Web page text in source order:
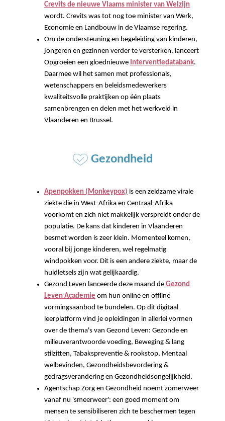
Crevits de nieuwe Vlaams minister van Welzijn
wordt. Crevits was tot nog toe minister van Werk,
Economie en Landbouw in de Vlaamse regering.
Om de ondersteuning en begeleiding van kinderen,
jongeren en gezinnen verder te versterken, lanceert
Opgroeien een gloednieuwe Interventiedatabank.
Daarmee wil het samen met professionals,
wetenschappers en beleidsmedewerkers
kwaliteitsvolle praktijken op één plaats
samenbrengen en delen met het werkveld in
Vlaanderen en Brussel.
Gezondheid
Apenpokken (Monkeypox) is een zeldzame virale
ziekte die in West-Afrika en Centraal-Afrika
voorkomt en zich niet makkelijk verspreidt onder de
populatie. De kans dat kinderen in Vlaanderen
besmet worden is zeer klein. Momenteel komen,
vooral bij jonge kinderen, wel regelmatig
windpokken voor. Dit is een andere ziekte, maar de
huidletsels zijn wat gelijkaardig.
Gezond Leven lanceerde deze maand de Gezond
Leven Academie om hun online en offline
vormingsaanbod te bundelen. Op dit digitaal
leerplatform vind je opleidingen in allerlei vormen
over de thema's van Gezond Leven: Gezonde en
milieuverantwoorde voeding, Beweging & lang
stilzitten, Tabakspreventie & rookstop, Mentaal
welbevinden, Gezondheidsbevordering &
gedragsverandering en Gezondheidsongelijkheid.
Agentschap Zorg en Gezondheid noemt zomerweer
vanaf nu 'smeerweer': een goed moment om
mensen te sensibiliseren zich te beschermen tegen